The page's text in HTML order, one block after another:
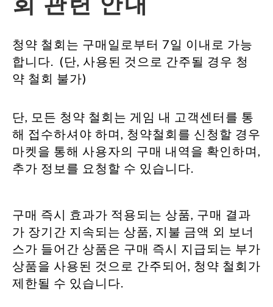
청약 철회는 구매일로부터 7일 이내로 가능
합니다. (단, 사용된 것으로 간주될 경우 청
약 철회 불가)
단, 모든 청약 철회는 게임 내 고객센터를 통
해 접수하셔야 하며, 청약철회를 신청할 경우
마켓을 통해 사용자의 구매 내역을 확인하며,
추가 정보를 요청할 수 있습니다.
구매 즉시 효과가 적용되는 상품, 구매 결과
가 장기간 지속되는 상품, 지불 금액 외 보너
스가 들어간 상품은 구매 즉시 지급되는 부가
상품을 사용된 것으로 간주되어, 청약 철회가
제한될 수 있습니다.